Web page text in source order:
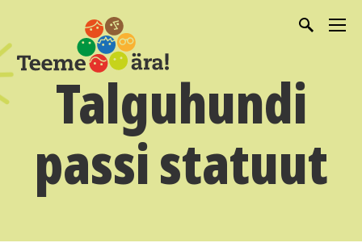
Talguhundi
passi statuut